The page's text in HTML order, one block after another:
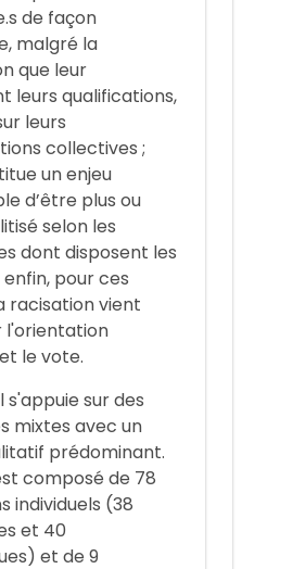
de façon
malgré la
que leur
leurs qualifications,
leurs
collectives ;
un enjeu
d’être plus ou
selon les
dont disposent les
enfin, pour ces
racisation vient
l'orientation
le vote.
s'appuie sur des
mixtes avec un
prédominant.
composé de 78
individuels (38
et 40
et de 9